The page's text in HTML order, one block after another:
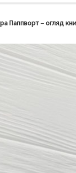
Паппворт – огляд